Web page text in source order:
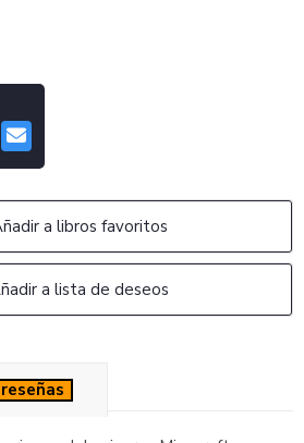
a libros favoritos
a lista de deseos